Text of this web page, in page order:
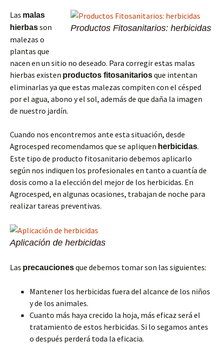
Productos Fitosanitarios: herbicidas
Las malas
hierbasson
malezas o
plantas que
nacen en un sitio no deseado. Para corregir estas malas
hierbas existen productos fitosanitariosque intentan
eliminarlas ya que estas malezas compiten con el césped
por el agua, abono y el sol, además de que daña la imagen
de nuestro jardín.
Cuando nos encontremos ante esta situación, desde
Agrocesped recomendamos que se apliquen herbicidas.
Este tipo de producto fitosanitario debemos aplicarlo
según nos indiquen los profesionales en tanto a cuantía de
dosis como a la elección del mejor de los herbicidas. En
Agrocesped, en algunas ocasiones, trabajan de noche para
realizar tareas preventivas.
Aplicación de herbicidas
Las precaucionesque debemos tomar son las siguientes:
Mantener los herbicidas fuera del alcance de los niños
y de los animales.
Cuanto más haya crecido la hoja, más eficaz será el
tratamiento de estos herbicidas. Si lo segamos antes
o después perderá toda la eficacia.